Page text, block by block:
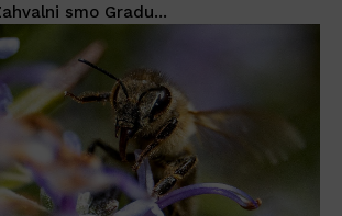
Gorica “Zahvalni smo Gradu...